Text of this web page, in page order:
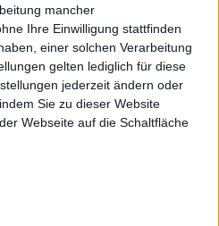
mancher
Ihre Einwilligung stattfinden
einer solchen Verarbeitung
gelten lediglich für diese
jederzeit ändern oder
Sie zu dieser Website
Webseite auf die Schaltfläche
und Growls wechseln
weißt wieder Double-Bass
rau gespielte Stück hat eine
auch als der Rock’n’Roll
zweimaliger Wiederholung
Reaper“ baut sich langsam
Bass auf, schwere